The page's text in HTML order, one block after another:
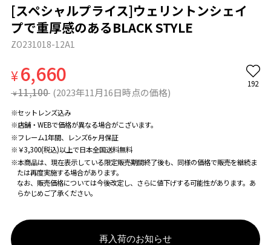
[スペシャルプライス]ウェリントンシェイ
プで重厚感のあるBLACK STYLE
ZO231018-12A1
¥6,660
¥ 11,100 (2023年11月16日時点の価格)
192
※セットレンズ込み
※店舗・WEBで価格が異なる場合がこざいます。
※フレーム1年間、レンズ6ヶ月保証
※￥3,300(税込)以上で日本全国送料無料
※本商品は、現在表示している限定販売期間終了後も、同様の価格で販売を継続ま
たは再度実施する場合があります。
なお、販売価格については今後改定し、さらに値下げする可能性があります。あ
らかじめご了承ください。
再入荷のお知らせ